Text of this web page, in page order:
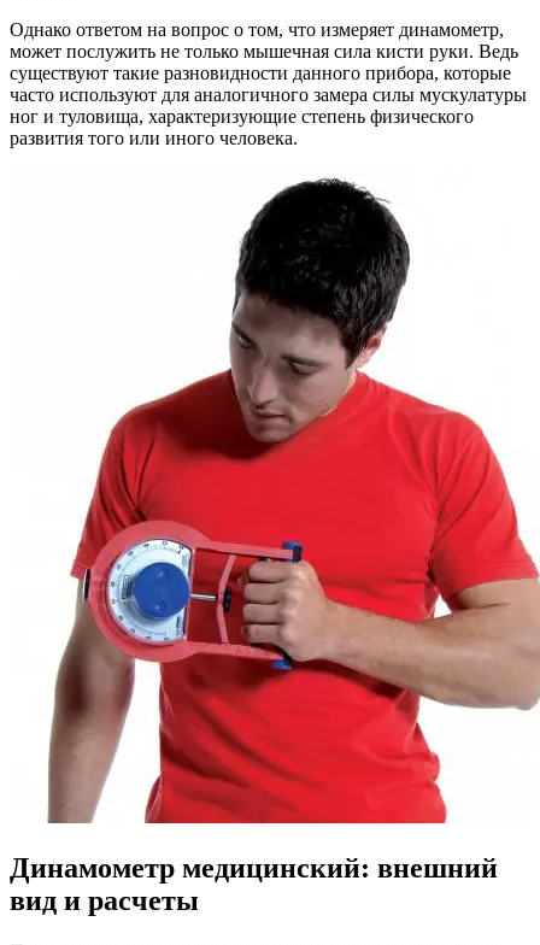
Однако ответом на вопрос о том, что измеряет динамометр,
может послужить не только мышечная сила кисти руки. Ведь
существуют такие разновидности данного прибора, которые
часто используют для аналогичного замера силы мускулатуры
ног и туловища, характеризующие степень физического
развития того или иного человека.
Динамометр медицинский: внешний
вид и расчеты